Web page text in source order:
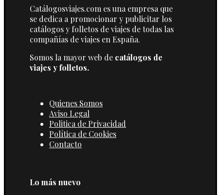
Catálogosviajes.com es una empresa que
se dedica a promocionar y publicitar los
catálogos y folletos de viajes de todas las
compañías de viajes en España.
Somos la mayor web de catálogos de
viajes y folletos.
Quienes Somos
Aviso Legal
Politica de Privacidad
Política de Cookies
Contacto
Lo más nuevo